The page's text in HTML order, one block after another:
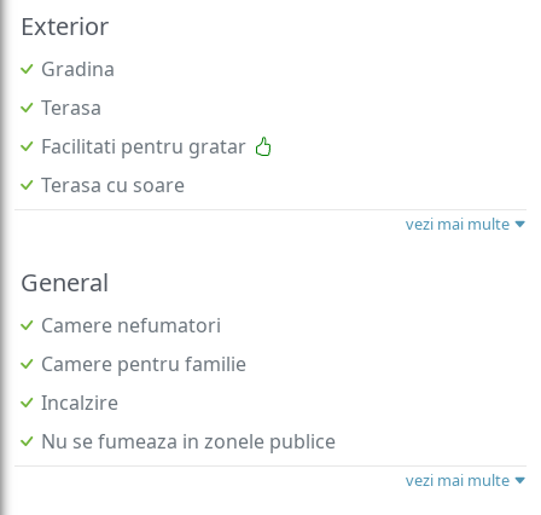
Exterior
Gradina
Terasa
Facilitati pentru gratar
Terasa cu soare
vezi mai multe
General
Camere nefumatori
Camere pentru familie
Incalzire
Nu se fumeaza in zonele publice
vezi mai multe